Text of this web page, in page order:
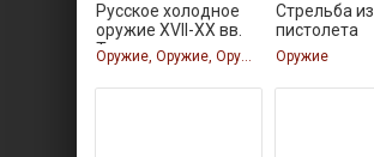
Русское холодное
оружие XVII-XX вв.
Том
Оружие, Оружие, Оружие, Оружие
Стрельба из
пистолета
Оружие